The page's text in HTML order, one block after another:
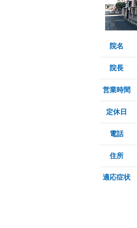
院名
院長
営業時間
定休日
電話
住所
適応症状